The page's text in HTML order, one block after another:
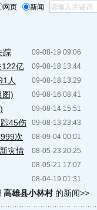
网页 新闻
09-08-19 09:06
踪
09-08-18 13:44
122亿
09-08-18 13:29
人
09-08-16 08:41
图)
09-08-14 15:51
09-08-13 23:43
45伤
08-09-04 00:01
次
08-05-23 20:25
灾情
08-05-21 17:07
08-04-19 01:31
高雄县小林村的新闻>>